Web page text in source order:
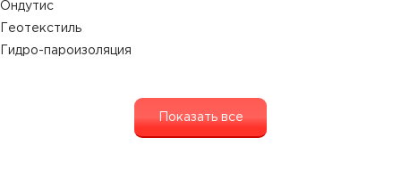
Ондутис
Геотекстиль
Гидро-пароизоляция
Показать все